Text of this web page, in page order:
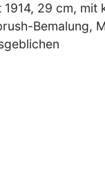
29 cm, mit
Bemalung,